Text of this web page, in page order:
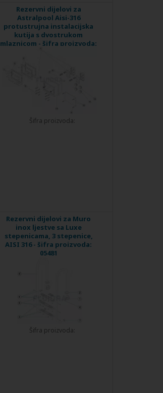
Rezervni dijelovi za
Astralpool Aisi-316
protustrujna instalacijska
kutija s dvostrukom
mlaznicom - šifra proizvoda:
Šifra proizvoda:
Rezervni dijelovi za Muro
inox ljestve sa Luxe
stepenicama, 3 stepenice,
AISI 316 - šifra proizvoda:
05481
Šifra proizvoda: